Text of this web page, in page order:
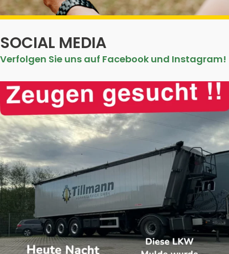
SOCIAL MEDIA
Verfolgen Sie uns auf Facebook und Instagram!